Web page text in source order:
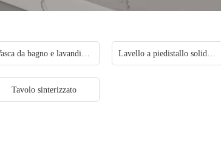
Vasca da bagno e lavandino solidi Lavello a piedistallo solido Lavelli freestanding in acrilico
Tavolo sinterizzato